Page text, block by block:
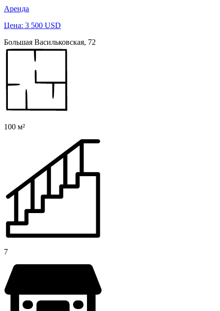
Аренда
Цена: 3 500 USD
Большая Васильковская, 72
100 м²
7